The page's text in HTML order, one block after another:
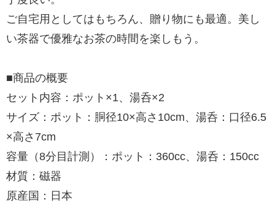
ご自宅用としてはもちろん、贈り物にも最適。美し
い茶器で優雅なお茶の時間を楽しもう。
■商品の概要
セット内容：ポット×1、湯呑×2
サイズ：ポット：胴径10×高さ10cm、湯呑：口径6.5
×高さ7cm
容量（8分目計測）：ポット：360cc、湯呑：150cc
材質：磁器
原産国：日本